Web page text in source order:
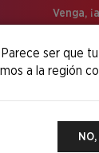
Venga,
Parece ser que
a la región